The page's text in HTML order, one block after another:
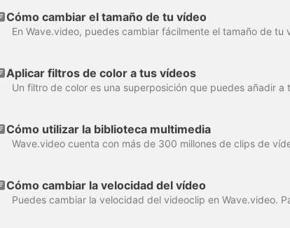
Cómo cambiar el tamaño de tu vídeo
Aplicar filtros de color a tus vídeos
Cómo utilizar la biblioteca multimedia
Cómo cambiar la velocidad del vídeo